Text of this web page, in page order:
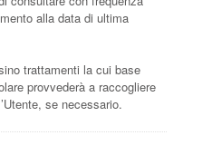
alla data di ultima
trattamenti la cui base
provvederà a raccogliere
se necessario.